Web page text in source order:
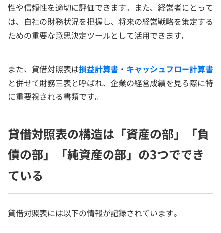
性や信頼性を適切に評価できます。また、経営者にとって
は、自社の財務状況を把握し、将来の経営戦略を策定する
ための重要な意思決定ツールとして活用できます。
また、貸借対照表は損益計算書 ・ キャッシュフロー計算書
と併せて財務三表と呼ばれ、企業の経営成績を見る際に特
に重要視される書類です。
貸借対照表の構造は「資産の部」「負
債の部」「純資産の部」の3つででき
ている
貸借対照表には以下の情報が記録されています。